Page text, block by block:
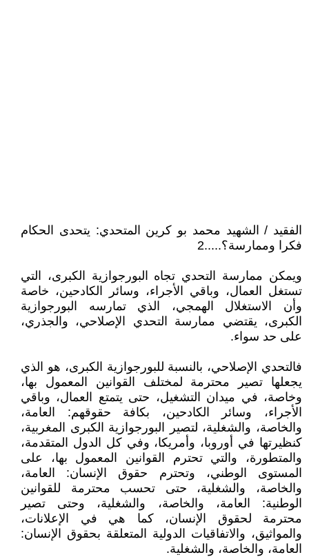
الفقيد / الشهيد محمد بو كرين المتحدي: يتحدى الحكام
فكرا وممارسة؟.....2
ويمكن ممارسة التحدي تجاه البورجوازية الكبرى، التي
تستغل العمال، وباقي الأجراء، وسائر الكادحين، خاصة
وأن الاستغلال الهمجي، الذي تمارسه البورجوازية
الكبرى، يقتضي ممارسة التحدي الإصلاحي، والجذري،
على حد سواء.
فالتحدي الإصلاحي، بالنسبة للبورجوازية الكبرى، هو الذي
يجعلها تصير محترمة لمختلف القوانين المعمول بها،
وخاصة، في ميدان التشغيل، حتى يتمتع العمال، وباقي
الأجراء، وسائر الكادحين، بكافة حقوقهم: العامة،
والخاصة، والشغلية، لتصير البورجوازية الكبرى المغربية،
كنظيرتها في أوروبا، وأمريكا، وفي كل الدول المتقدمة،
والمتطورة، والتي تحترم القوانين المعمول بها، على
المستوى الوطني، وتحترم حقوق الإنسان: العامة،
والخاصة، والشغلية، حتى تحسب محترمة للقوانين
الوطنية: العامة، والخاصة، والشغلية، وحتى تصير
محترمة لحقوق الإنسان، كما هي في الإعلانات،
والمواثيق، والاتفاقيات الدولية المتعلقة بحقوق الإنسان:
العامة، والخاصة، والشغلية.